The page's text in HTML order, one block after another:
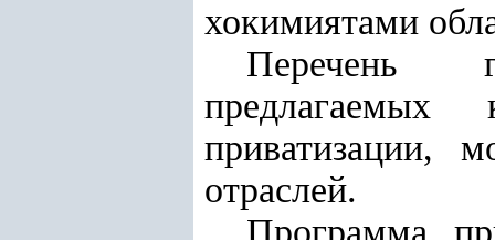
хокимиятами
Перечень
приватизации,
отраслей.
Программа